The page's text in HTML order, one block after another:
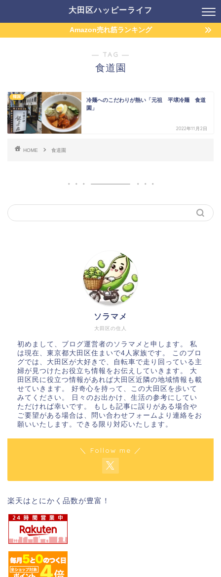
大田区ハッピーライフ
Amazon売れ筋ランキング
― TAG ―
食道園
韓国
冷麺へのこだわりが熱い「元祖 平壌冷麺 食道
園」
2022年11月2日
HOME 食道園
大田区の住人
ソラマメ
初めまして、ブログ運営者のソラマメと申します。 私
は現在、東京都大田区住まいで4人家族です。 このブロ
グでは、大田区が大好きで、自転車で走り回っている主
婦が見つけたお役立ち情報をお伝えしていきます。 大
田区民に役立つ情報があれば大田区近隣の地域情報も載
せていきます。 好奇心を持って、この大田区を歩いて
みてください。 日々のお出かけ、生活の参考にしてい
ただければ幸いです。 もしも記事に誤りがある場合や
ご要望がある場合は、問い合わせフォームより連絡をお
願いいたします。できる限り対応いたします。
＼ Follow me ／
楽天はとにかく品数が豊富！